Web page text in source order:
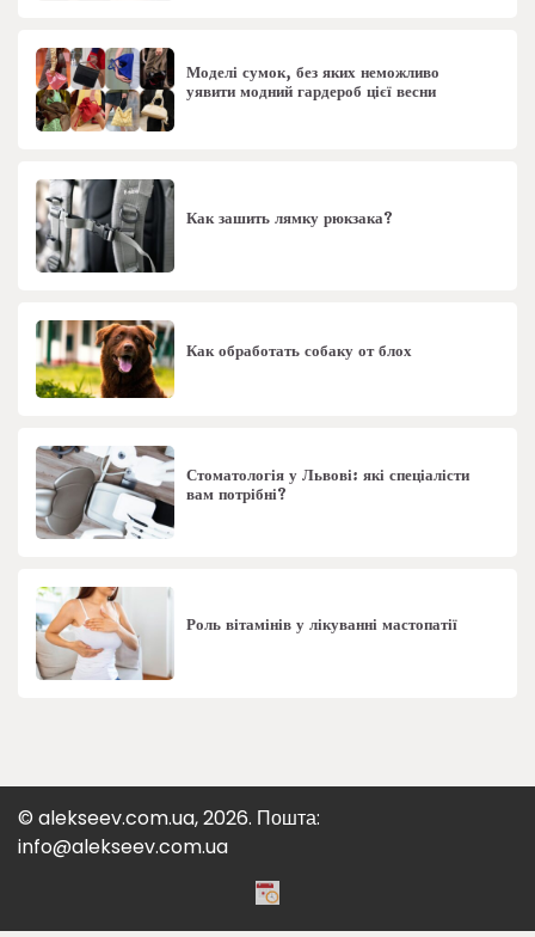
Моделі сумок, без яких неможливо
уявити модний гардероб цієї весни
Как зашить лямку рюкзака?
Как обработать собаку от блох
Стоматологія у Львові: які спеціалісти
вам потрібні?
Роль вітамінів у лікуванні мастопатії
© alekseev.com.ua, 2026. Пошта:
info@alekseev.com.ua